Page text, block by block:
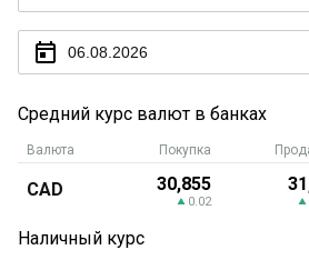
06.08.2026
Средний курс валют в банках
Валюта Покупка
CAD 30,855
0.02
Наличный курс